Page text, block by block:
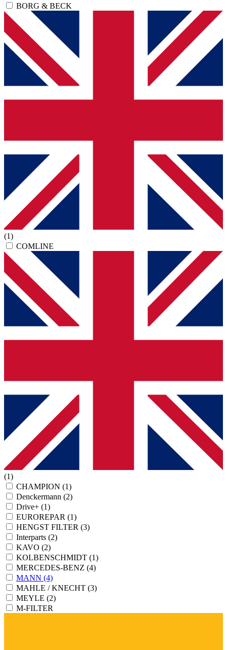
BORG & BECK
(1)
COMLINE
(1)
CHAMPION (1)
Denckermann (2)
Drive+ (1)
EUROREPAR (1)
HENGST FILTER (3)
Interparts (2)
KAVO (2)
KOLBENSCHMIDT (1)
MERCEDES-BENZ (4)
MANN (4)
MAHLE / KNECHT (3)
MEYLE (2)
M-FILTER